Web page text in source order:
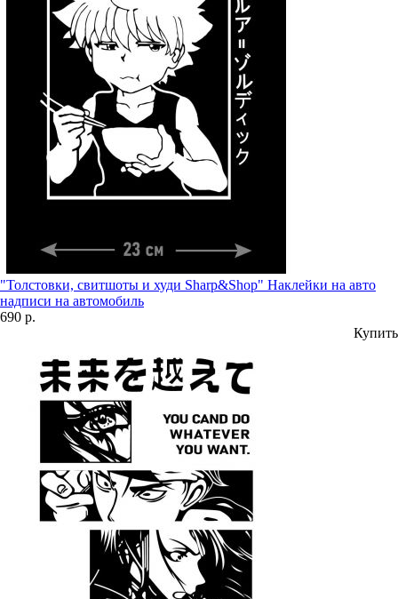
"Толстовки, свитшоты и худи Sharp&Shop" Наклейки на авто
надписи на автомобиль
690 р.
Купить